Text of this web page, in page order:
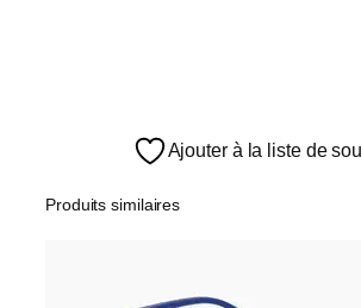
Ajouter à la liste de
Produits similaires